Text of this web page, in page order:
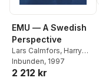
EMU — A Swedish
Perspective
Lars Calmfors, Harry
Flam,Nils Gottfries
Janne Haaland Matlary
Inbunden, 1997
2 212 kr